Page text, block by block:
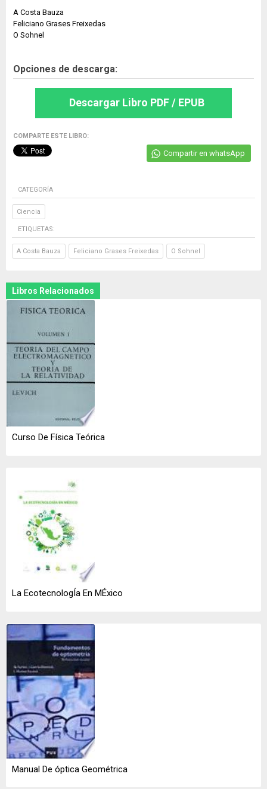
A Costa Bauza
Feliciano Grases Freixedas
O Sohnel
Opciones de descarga:
Descargar Libro PDF / EPUB
COMPARTE ESTE LIBRO:
Compartir en whatsApp
CATEGORÍA
Ciencia
ETIQUETAS:
A Costa Bauza Feliciano Grases Freixedas O Sohnel
Libros Relacionados
Curso De Física Teórica
La EcotecnologÍa En MÉxico
Manual De óptica Geométrica